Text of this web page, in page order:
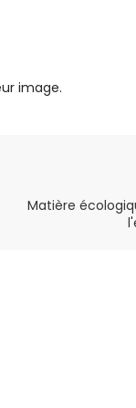
image.
Matière